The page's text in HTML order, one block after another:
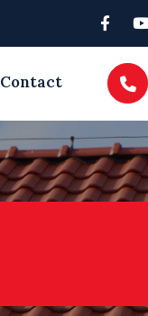
Contact